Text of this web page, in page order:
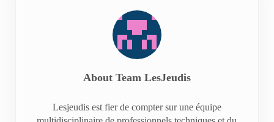
About Team LesJeudis
Lesjeudis est fier de compter sur une équipe